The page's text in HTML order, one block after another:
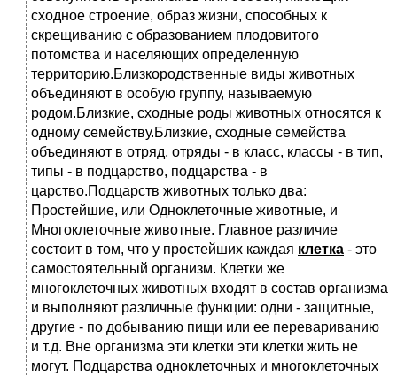
сходное строение, образ жизни, способных к
скрещиванию с образованием плодовитого
потомства и населяющих определенную
территорию.Близкородственные виды животных
объединяют в особую группу, называемую
родом.Близкие, сходные роды животных относятся к
одному семейству.Близкие, сходные семейства
объединяют в отряд, отряды - в класс, классы - в тип,
типы - в подцарство, подцарства - в
царство.Подцарств животных только два:
Простейшие, или Одноклеточные животные, и
Многоклеточные животные. Главное различие
состоит в том, что у простейших каждая клетка - это
самостоятельный организм. Клетки же
многоклеточных животных входят в состав организма
и выполняют различные функции: одни - защитные,
другие - по добыванию пищи или ее перевариванию
и т.д. Вне организма эти клетки эти клетки жить не
могут. Подцарства одноклеточных и многоклеточных